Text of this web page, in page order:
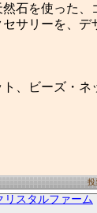
石を使った
サリーを、
、ビーズ・
投
リスタルファーム